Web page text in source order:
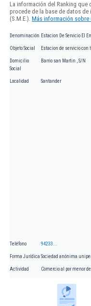
La información del Ranking que
procede de la base de datos de
(S.M.E.). Más información sobre
Denominación Estacion De Servicio El
Objeto Social Estacion de servicio con
Domicilio
Social
Barrio san Martin , S/N
Localidad Santander
Teléfono 94233...
Forma Jurídica Sociedad anónima
Actividad Comercio al por menor